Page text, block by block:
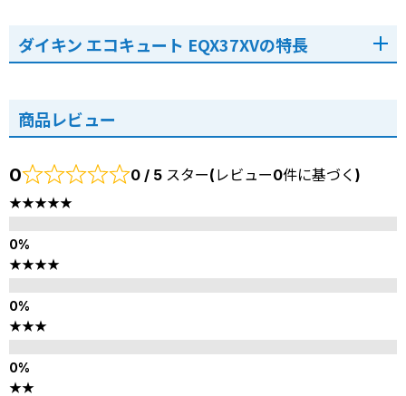
ダイキン エコキュート EQX37XVの特長
商品レビュー
0 0 / 5 スター(レビュー0件に基づく)
★★★★★
★★★★
★★★
★★